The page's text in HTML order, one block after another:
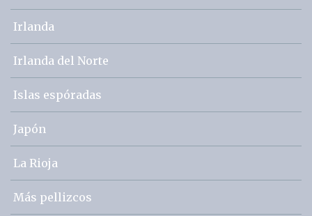
Irlanda
Irlanda del Norte
Islas espóradas
Japón
La Rioja
Más pellizcos